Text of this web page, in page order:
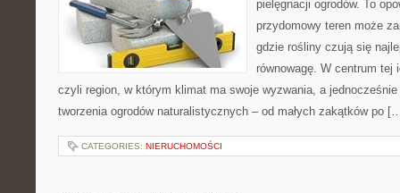
pielęgnacji ogrodów. To
przydomowy teren może
gdzie rośliny czują się
równowagę. W centrum
czyli region, w którym klimat ma swoje wyzwania, a
tworzenia ogrodów naturalistycznych – od małych zakątków po
CATEGORIES: NIERUCHOMOŚCI